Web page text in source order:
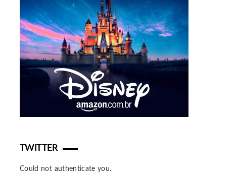
TWITTER
Could not authenticate you.